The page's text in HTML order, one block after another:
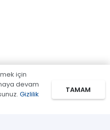
için
devam
Gizlilik
TAMAM